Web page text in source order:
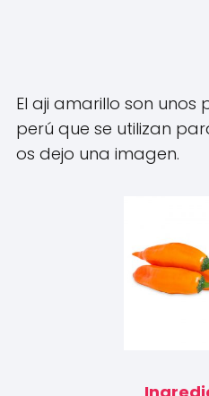
El aji amarillo son unos
perú que se utilizan
os dejo una imagen.